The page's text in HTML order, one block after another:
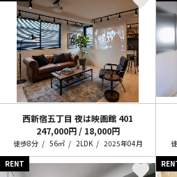
西新宿五丁目 夜は映画館 401
247,000円 / 18,000円
徒歩8分 56㎡ 2LDK 2025年04月
RENT